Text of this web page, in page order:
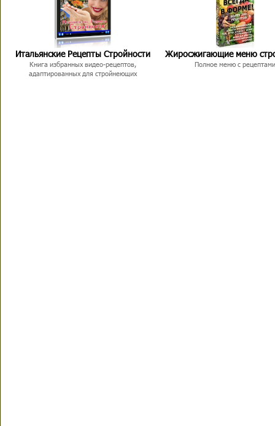
Итальянские Рецепты Стройности
Книга избранных видео-рецептов,
адаптированных для стройнеющих
Жиросжигающие меню
Полное меню с рецептами